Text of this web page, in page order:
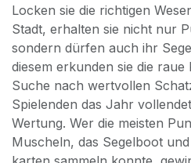
Locken sie die richtigen
Stadt, erhalten sie nicht nur
sondern dürfen auch ihr
diesem erkunden sie die
Suche nach wertvollen
Spielenden das Jahr
Wertung. Wer die meisten
Muscheln, das Segelboot